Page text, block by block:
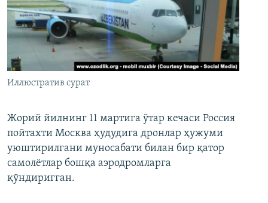
Иллюстратив сурат
Жорий йилнинг 11 мартига ўтар кечаси Россия
пойтахти Москва ҳудудига дронлар ҳужуми
уюштирилгани муносабати билан бир қатор
самолётлар бошқа аэродромларга
қўндиригган.